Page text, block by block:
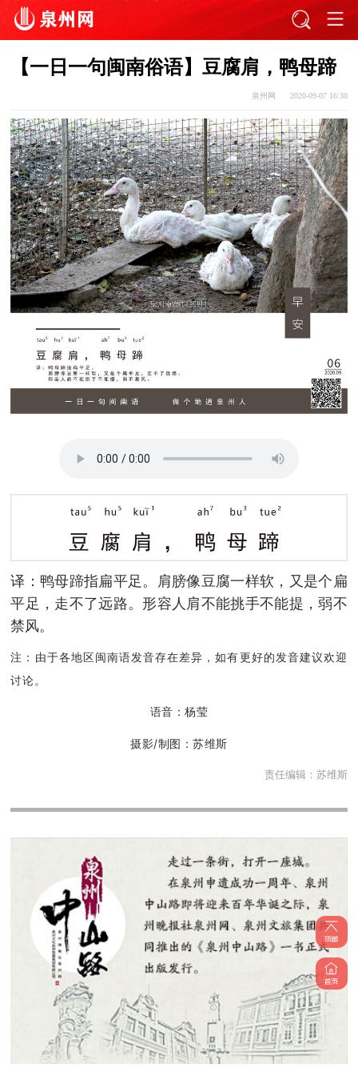
【一日一句闽南俗语】豆腐肩，鸭母蹄
泉州网 2020-09-07 16:30
译：鸭母蹄指扁平足。肩膀像豆腐一样软，又是个扁
平足，走不了远路。形容人肩不能挑手不能提，弱不
禁风。
注：由于各地区闽南语发音存在差异，如有更好的发音建议欢迎
讨论。
语音：杨莹
摄影/制图：苏维斯
责任编辑： 苏维斯